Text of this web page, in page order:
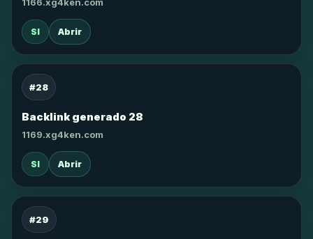
SI Abrir
#28
Backlink generado 28
1169.xg4ken.com
SI Abrir
#29